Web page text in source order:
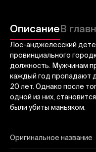
ОписаниеВ
Лос-анджелесский
провинциального
должность. Мужчинам
каждый год пропадают
20 лет. Однако после
одной из них,
были убиты маньяком.
Оригинальное название